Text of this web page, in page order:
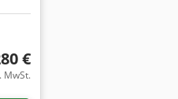
€
MwSt.